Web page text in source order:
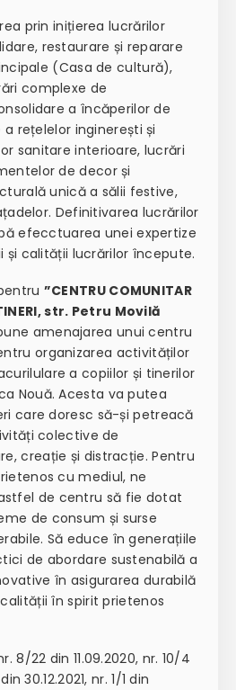
prin inițierea lucrărilor
restaurare și reparare
(Casa de cultură),
complexe de
a încăperilor de
rețelelor inginerești și
sanitare interioare, lucrări
de decor și
unică a sălii festive,
Definitivarea lucrărilor
efecctuarea unei expertize
și calității lucrărilor începute.
”CENTRU COMUNITAR
str. Petru Movilă
amenajarea unui centru
organizarea activităților
a copiilor și tinerilor
Nouă. Acesta va putea
care doresc să-și petreacă
colective de
creație și distracție. Pentru
cu mediul, ne
de centru să fie dotat
de consum și surse
Să educe în generațiile
de abordare sustenabilă a
în asigurarea durabilă
în spirit prietenos
8/22 din 11.09.2020, nr. 10/4
30.12.2021, nr. 1/1 din